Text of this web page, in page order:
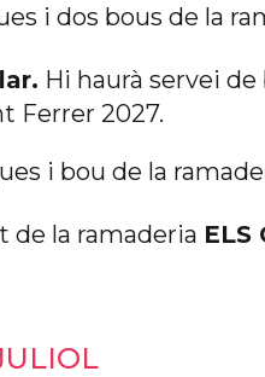
i dos bous de la
Hi haurà servei
Ferrer 2027.
i bou de la
de la ramaderia ELS